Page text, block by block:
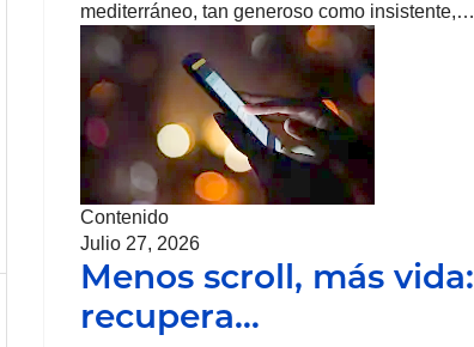
mediterráneo, tan generoso como insistente,…
Contenido
Julio 27, 2026
Menos scroll, más vida:
recupera…